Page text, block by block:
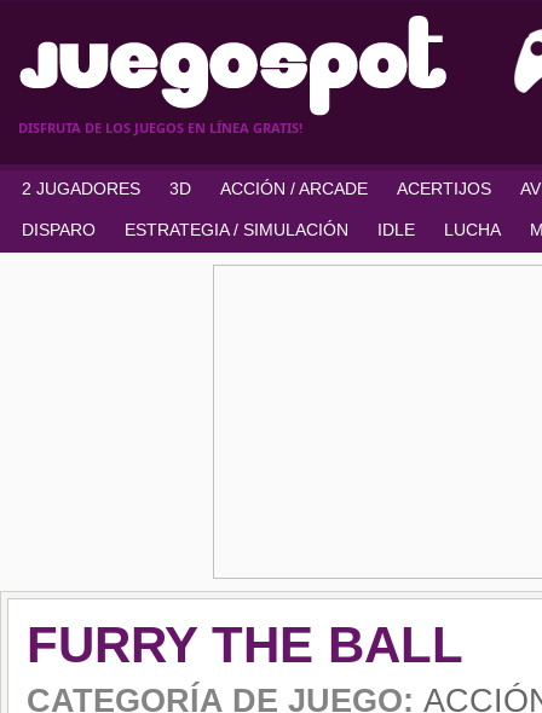
DISFRUTA DE LOS JUEGOS EN LÍNEA GRATIS!
2 JUGADORES 3D ACCIÓN / ARCADE ACERTIJOS
DISPARO ESTRATEGIA / SIMULACIÓN IDLE LUCHA
FURRY THE BALL
CATEGORÍA DE JUEGO: